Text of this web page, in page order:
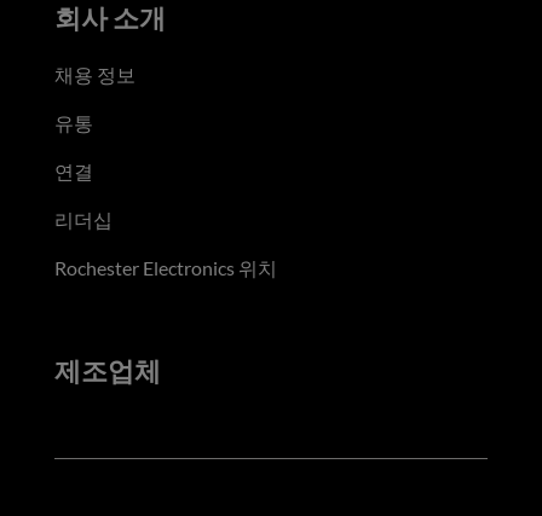
회사 소개
채용 정보
유통
연결
리더십
Rochester Electronics 위치
제조업체